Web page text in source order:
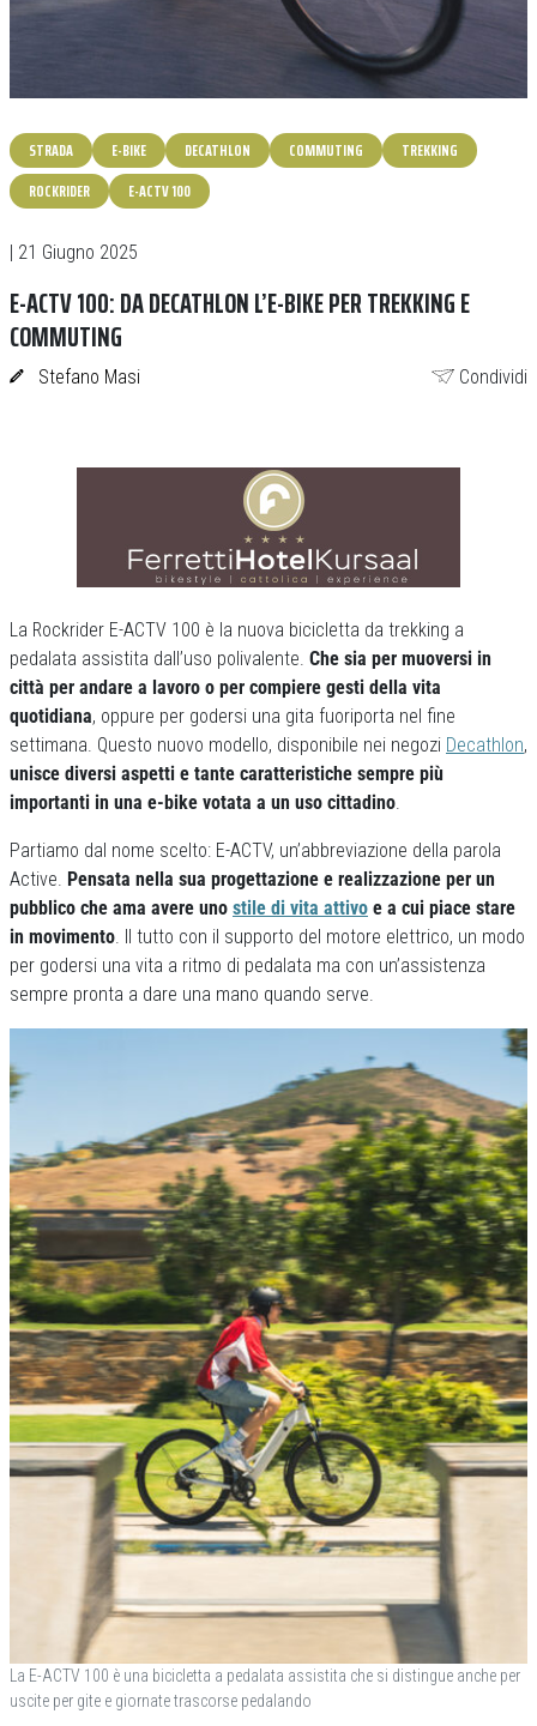
STRADA E-BIKE DECATHLON COMMUTING
TREKKING
ROCKRIDER
E-ACTV 100
| 21 Giugno 2025
E-ACTV 100: DA DECATHLON L’E-BIKE PER TREKKING E
COMMUTING
Stefano Masi Condividi
La Rockrider E-ACTV 100 è la nuova bicicletta da trekking a
pedalata assistita dall’uso polivalente. Che sia per muoversi in
città per andare a lavoro o per compiere gesti della vita
quotidiana, oppure per godersi una gita fuoriporta nel fine
settimana. Questo nuovo modello, disponibile nei negozi Decathlon,
unisce diversi aspetti e tante caratteristiche sempre più
importanti in una e-bike votata a un uso cittadino.
Partiamo dal nome scelto: E-ACTV, un’abbreviazione della parola
Active. Pensata nella sua progettazione e realizzazione per un
pubblico che ama avere uno stile di vita attivo e a cui piace stare
in movimento. Il tutto con il supporto del motore elettrico, un modo
per godersi una vita a ritmo di pedalata ma con un’assistenza
sempre pronta a dare una mano quando serve.
La E-ACTV 100 è una bicicletta a pedalata assistita che si distingue anche per
uscite per gite e giornate trascorse pedalando